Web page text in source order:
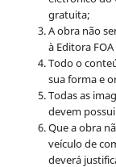
gratuita;
A obra não
à Editora
Todo o
sua forma e
Todas as
devem
Que a obra
veículo de
deverá